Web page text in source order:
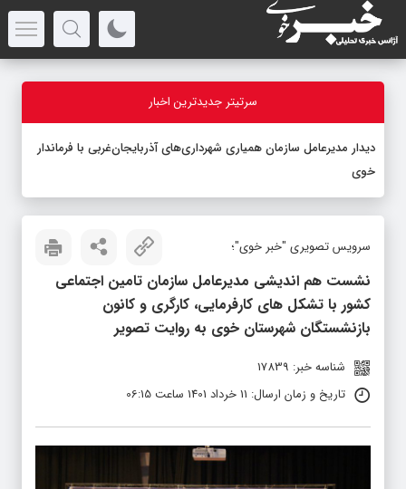
سرتیتر جدیدترین اخبار
دیدار مدیرعامل سازمان همیاری شهرداری‌های آذربایجان‌غربی با فرماندار
خوی
سرویس تصویری "خبر خوی"؛
نشست هم اندیشی مدیرعامل سازمان تامین اجتماعی
کشور با تشکل های کارفرمایی، کارگری و کانون
بازنشستگان شهرستان خوی به روایت تصویر
شناسه خبر: 17839
تاریخ و زمان ارسال: 11 خرداد 1401 ساعت 06:15